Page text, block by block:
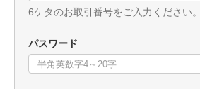
6ケタのお取引番号をご入力ください。
パスワード